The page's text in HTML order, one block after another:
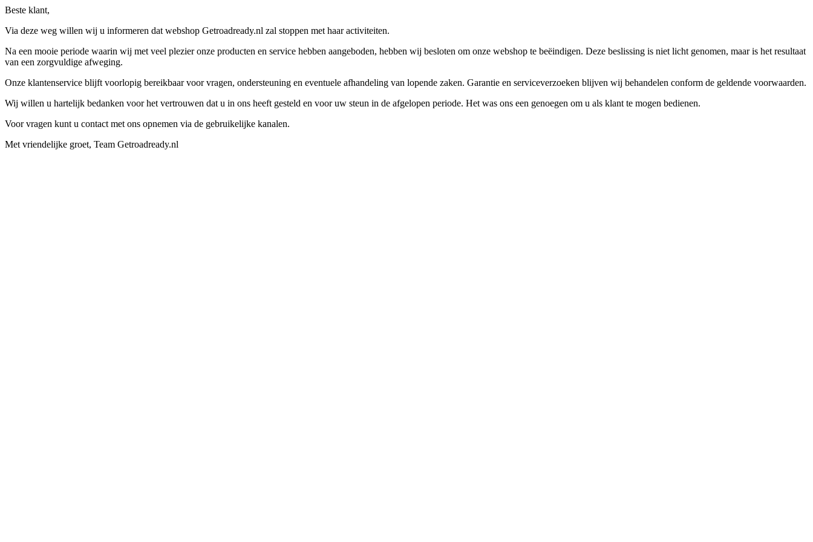
Beste klant,
Via deze weg willen wij u informeren dat webshop Getroadready.nl zal stoppen met haar activiteiten.
Na een mooie periode waarin wij met veel plezier onze producten en service hebben aangeboden, hebben wij besloten om onze webshop te beëindigen. Deze beslissing is niet licht genomen, maar is het resultaat
van een zorgvuldige afweging.
Onze klantenservice blijft voorlopig bereikbaar voor vragen, ondersteuning en eventuele afhandeling van lopende zaken. Garantie en serviceverzoeken blijven wij behandelen conform de geldende voorwaarden.
Wij willen u hartelijk bedanken voor het vertrouwen dat u in ons heeft gesteld en voor uw steun in de afgelopen periode. Het was ons een genoegen om u als klant te mogen bedienen.
Voor vragen kunt u contact met ons opnemen via de gebruikelijke kanalen.
Met vriendelijke groet, Team Getroadready.nl